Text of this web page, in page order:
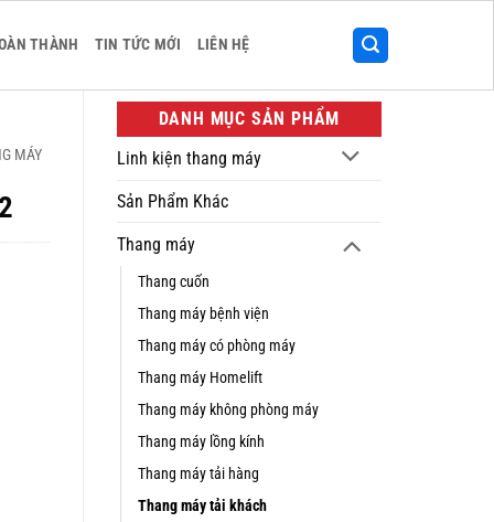
THÀNH TIN TỨC MỚI LIÊN HỆ
DANH MỤC SẢN PHẨM
Linh kiện thang máy
Sản Phẩm Khác
Thang máy
Thang cuốn
Thang máy bệnh viện
Thang máy có phòng máy
Thang máy Homelift
Thang máy không phòng máy
Thang máy lồng kính
Thang máy tải hàng
Thang máy tải khách
MÁY